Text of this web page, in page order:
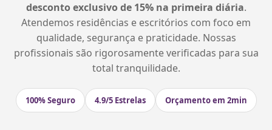
desconto exclusivo de 15% na primeira diária.
Atendemos residências e escritórios com foco em
qualidade, segurança e praticidade. Nossas
profissionais são rigorosamente verificadas para sua
total tranquilidade.
100% Seguro 4.9/5 Estrelas Orçamento em 2min